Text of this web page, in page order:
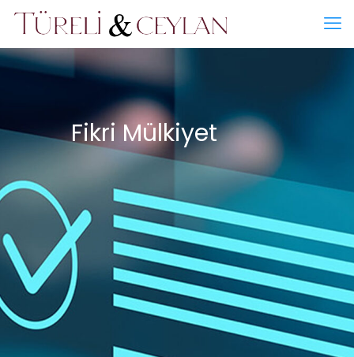
Fikri Mülkiyet